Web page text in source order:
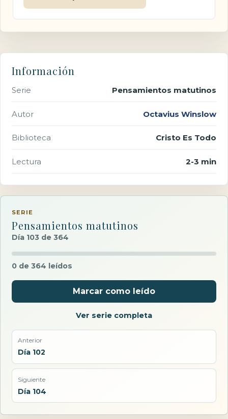
Información
Serie Pensamientos matutinos
Autor Octavius Winslow
Biblioteca Cristo Es Todo
Lectura 2-3 min
SERIE
Pensamientos matutinos
Día 103 de 364
0 de 364 leídos
Marcar como leído
Ver serie completa
Anterior
Día 102
Siguiente
Día 104